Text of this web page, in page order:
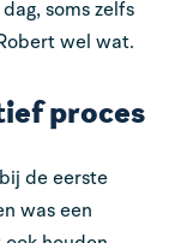
soms zelfs
wel wat.
proces
de eerste
was een